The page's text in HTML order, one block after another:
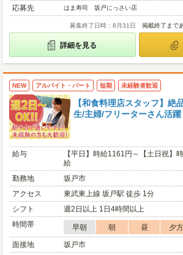
応募先
はま寿司 坂戸にっさい店
募集終了日時：8月31日 掲載終了まで
詳細を見る
NEW アルバイト・パート 短期 未経験者歓迎
【和食料理店スタッフ】
生/主婦/フリーターさん活
給与
【平日】時給1161円～【土日祝】
給
勤務地
坂戸市
アクセス
東武東上線 坂戸駅 徒歩 1分
シフト
週2日以上 1日4時間以上
時間帯
早朝 朝 昼 夕方
面接地
坂戸市